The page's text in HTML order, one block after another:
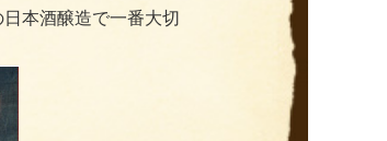
本酒醸造で一番大切